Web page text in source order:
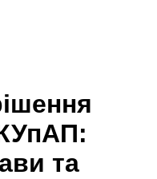
та